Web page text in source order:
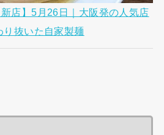
新店】5月26日｜大阪発の人気店
り抜いた自家製麺